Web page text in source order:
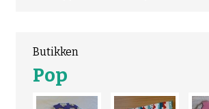
Butikken
Pop